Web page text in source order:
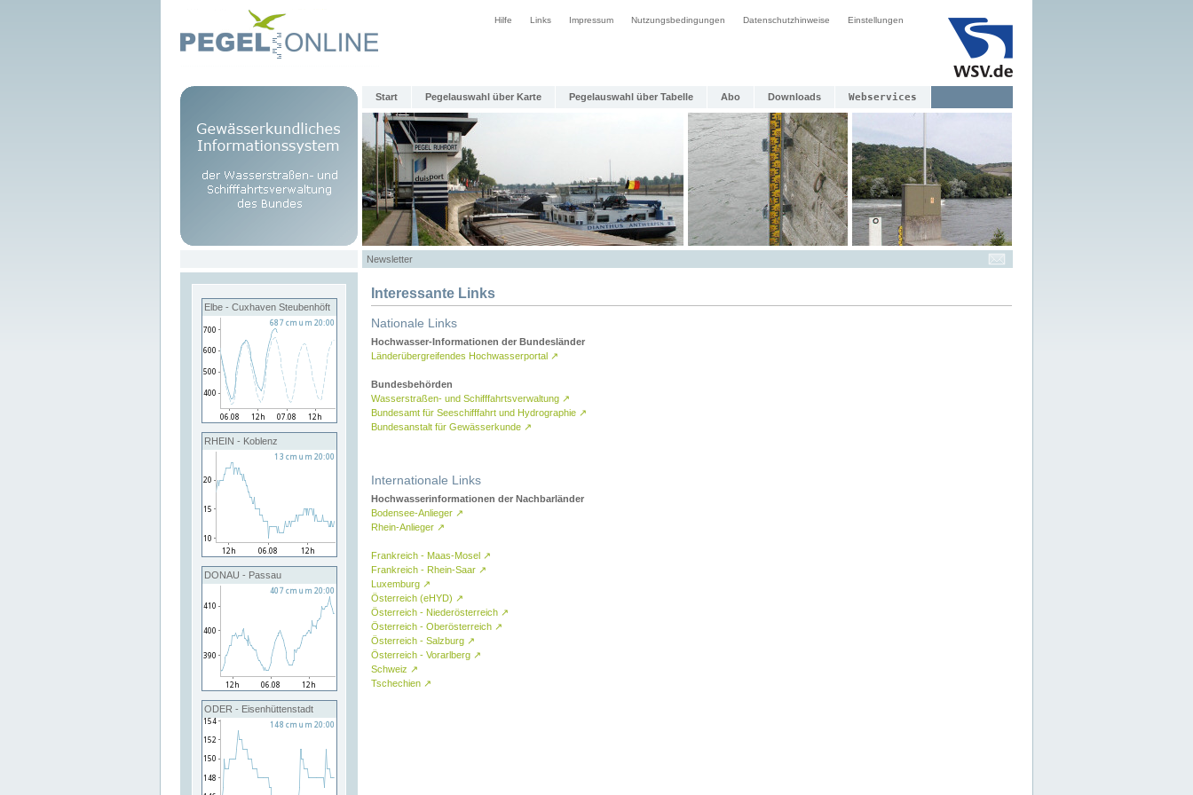
Hilfe Links Impressum Nutzungsbedingungen Datenschutzhinweise Einstellungen
Start Pegelauswahl über Karte Pegelauswahl über Tabelle Abo Downloads Webservices
Newsletter
Elbe - Cuxhaven Steubenhöft
RHEIN - Koblenz
DONAU - Passau
ODER - Eisenhüttenstadt
Interessante Links
Nationale Links
Hochwasser-Informationen der Bundesländer
Länderübergreifendes Hochwasserportal ↗
Bundesbehörden
Wasserstraßen- und Schifffahrtsverwaltung ↗
Bundesamt für Seeschifffahrt und Hydrographie ↗
Bundesanstalt für Gewässerkunde ↗
Internationale Links
Hochwasserinformationen der Nachbarländer
Bodensee-Anlieger ↗
Rhein-Anlieger ↗
Frankreich - Maas-Mosel ↗
Frankreich - Rhein-Saar ↗
Luxemburg ↗
Österreich (eHYD) ↗
Österreich - Niederösterreich ↗
Österreich - Oberösterreich ↗
Österreich - Salzburg ↗
Österreich - Vorarlberg ↗
Schweiz ↗
Tschechien ↗